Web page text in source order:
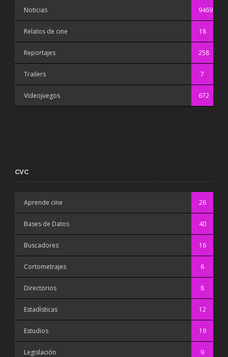
Noticias 9469
Relatos de cine 18
Reportajes 258
Trailers 7
Videojuegos 672
CVC
Aprende cine 26
Bases de Datos 40
Buscadores 16
Cortometrajes 6
Directorios 8
Estadísticas 12
Estudios 19
Legislación 9